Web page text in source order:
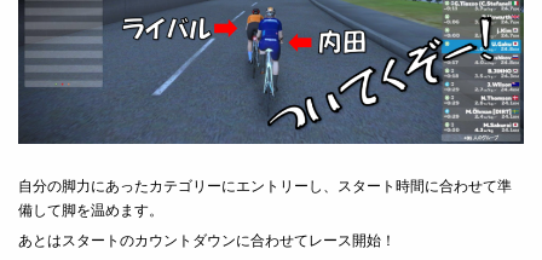
自分の脚力にあったカテゴリーにエントリーし、スタート時間に合わせて準
備して脚を温めます。
あとはスタートのカウントダウンに合わせてレース開始！